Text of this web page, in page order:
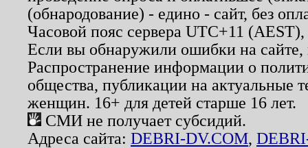
(обнародование) - едино - сайт, без
Часовой пояс сервера UTC+11
Если вы обнаружили ошибки на
Распространение информации о
общества, публикации на актуальные
женщин. 16+ для детей старше 16 лет.
СМИ не получает субсидий.
Адреса сайта: DEBRI-DV.COM,